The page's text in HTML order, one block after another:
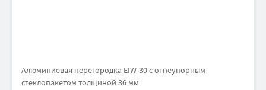
Алюминиевая перегородка EIW-30 с огнеупорным
стеклопакетом толщиной 36 мм